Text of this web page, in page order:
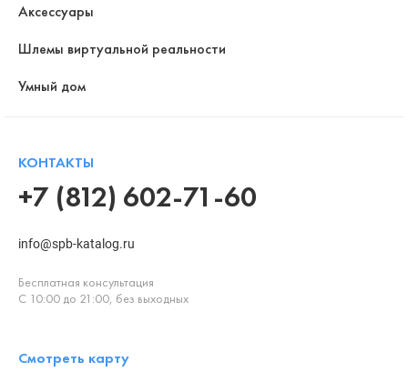
Аксессуары
Шлемы виртуальной реальности
Умный дом
КОНТАКТЫ
+7 (812) 602-71-60
info@spb-katalog.ru
Бесплатная консультация
С 10:00 до 21:00, без выходных
Смотреть карту